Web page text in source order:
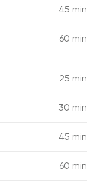
45 min
60 min
25 min
30 min
45 min
60 min